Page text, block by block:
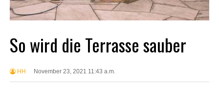
So wird die Terrasse sauber
HH November 23, 2021 11:43 a.m.